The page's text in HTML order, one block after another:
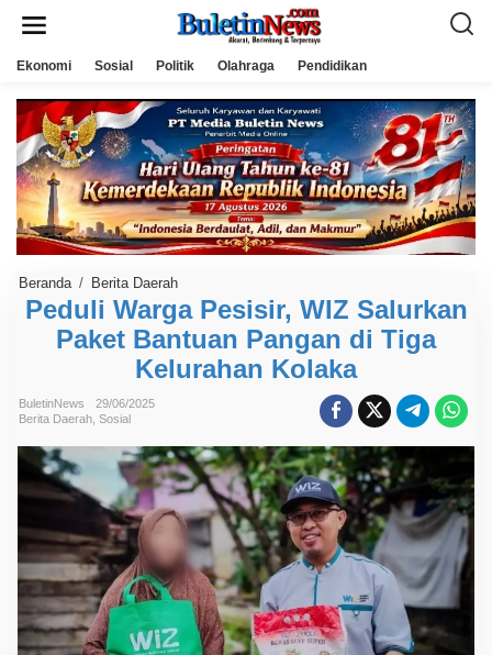
Ekonomi Sosial Politik Olahraga Pendidikan
Beranda / Berita Daerah
d
u
l
i
W
a
P
e
s
i
s
r
,
W
S
Peduli Warga Pesisir, WIZ Salurkan
Paket Bantuan Pangan di Tiga
Kelurahan Kolaka
BuletinNews
29/06/2025
Berita Daerah Sosial